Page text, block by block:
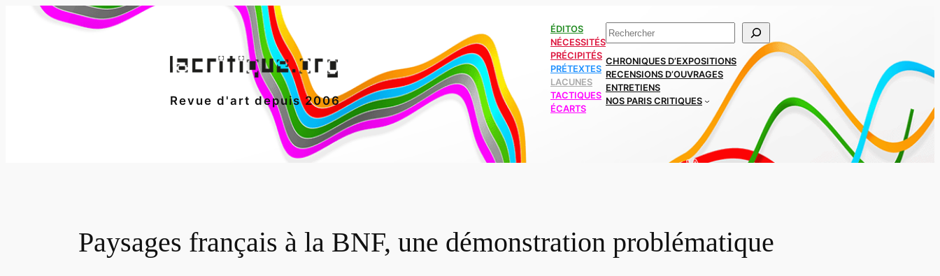
Revue d'art depuis 2006
ÉDITOS
NÉCESSITÉS
PRÉCIPITÉS
PRÉTEXTES
LACUNES
TACTIQUES
ÉCARTS
Rechercher
CHRONIQUES D’EXPOSITIONS
RECENSIONS D’OUVRAGES
ENTRETIENS
NOS PARIS CRITIQUES
Paysages français à la BNF, une démonstration problématique